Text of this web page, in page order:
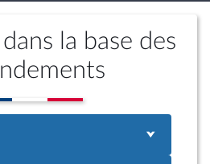
la base des